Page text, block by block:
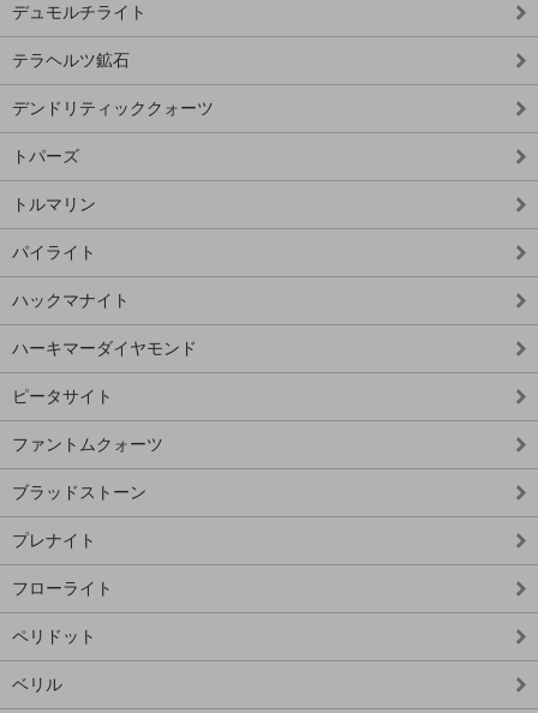
デュモルチライト
テラヘルツ鉱石
デンドリティッククォーツ
トパーズ
トルマリン
パイライト
ハックマナイト
ハーキマーダイヤモンド
ピータサイト
ファントムクォーツ
ブラッドストーン
プレナイト
フローライト
ペリドット
ベリル